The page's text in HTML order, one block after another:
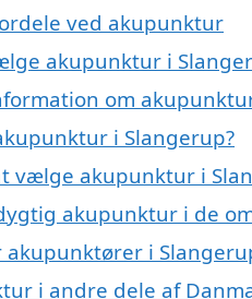
ved akupunktur
akupunktur i
om
i Slangerup?
vælge akupunktur i
akupunktur i de
akupunktører i
i andre dele af